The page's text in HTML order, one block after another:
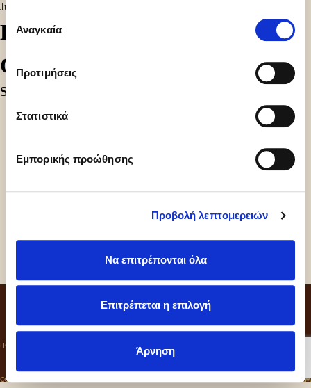
συγκατάθεσης
Αναγκαία
Προτιμήσεις
Στατιστικά
Εμπορικής προώθησης
Προβολή λεπτομερειών
Να επιτρέπονται όλα
Επιτρέπεται η επιλογή
Άρνηση
June 25, 2024
ENORMOUS CONE VANILLA
CHOCO 140GR
Share
CONTACT
ΠΟΛΙΤΙΚΗ ΑΠΟΡΡΗΤΟΥ ΚΩΔΙΚΑΣ ΔΕΟΝΤΟΛΟΓΙΑΣ
COLD SIN ©2026 MRM